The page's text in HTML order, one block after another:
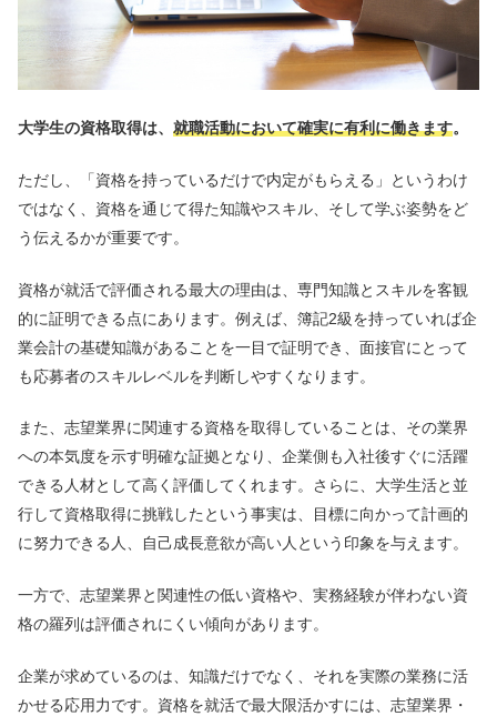
大学生の資格取得は、 就職活動において確実に有利に働きます。
ただし、「資格を持っているだけで内定がもらえる」というわけ
ではなく、資格を通じて得た知識やスキル、そして学ぶ姿勢をど
う伝えるかが重要です。
資格が就活で評価される最大の理由は、専門知識とスキルを客観
的に証明できる点にあります。例えば、簿記2級を持っていれば企
業会計の基礎知識があることを一目で証明でき、面接官にとって
も応募者のスキルレベルを判断しやすくなります。
また、志望業界に関連する資格を取得していることは、その業界
への本気度を示す明確な証拠となり、企業側も入社後すぐに活躍
できる人材として高く評価してくれます。さらに、大学生活と並
行して資格取得に挑戦したという事実は、目標に向かって計画的
に努力できる人、自己成長意欲が高い人という印象を与えます。
一方で、志望業界と関連性の低い資格や、実務経験が伴わない資
格の羅列は評価されにくい傾向があります。
企業が求めているのは、知識だけでなく、それを実際の業務に活
かせる応用力です。資格を就活で最大限活かすには、志望業界・